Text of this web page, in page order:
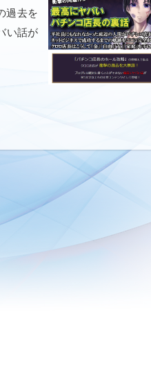
過去を
い話が